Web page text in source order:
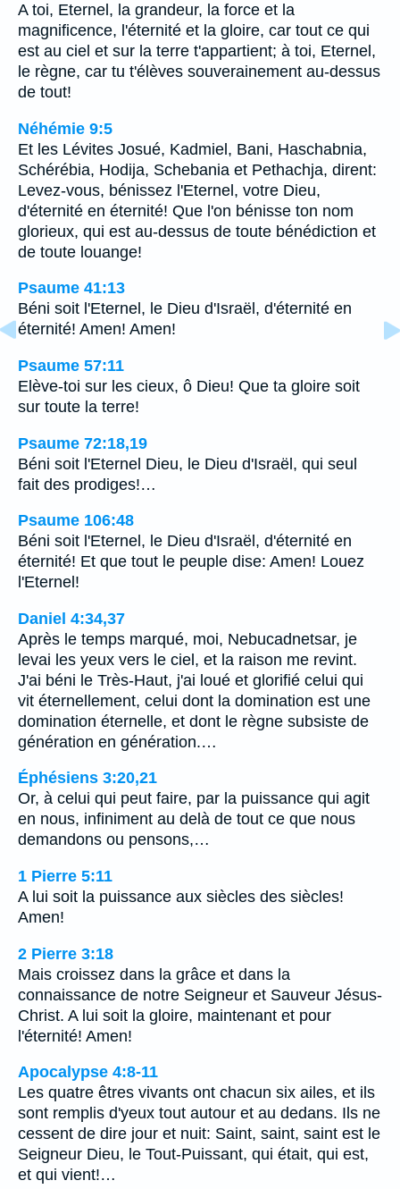
A toi, Eternel, la grandeur, la force et la
magnificence, l'éternité et la gloire, car tout ce qui
est au ciel et sur la terre t'appartient; à toi, Eternel,
le règne, car tu t'élèves souverainement au-dessus
de tout!
Néhémie 9:5
Et les Lévites Josué, Kadmiel, Bani, Haschabnia,
Schérébia, Hodija, Schebania et Pethachja, dirent:
Levez-vous, bénissez l'Eternel, votre Dieu,
d'éternité en éternité! Que l'on bénisse ton nom
glorieux, qui est au-dessus de toute bénédiction et
de toute louange!
Psaume 41:13
Béni soit l'Eternel, le Dieu d'Israël, d'éternité en
éternité! Amen! Amen!
Psaume 57:11
Elève-toi sur les cieux, ô Dieu! Que ta gloire soit
sur toute la terre!
Psaume 72:18,19
Béni soit l'Eternel Dieu, le Dieu d'Israël, qui seul
fait des prodiges!…
Psaume 106:48
Béni soit l'Eternel, le Dieu d'Israël, d'éternité en
éternité! Et que tout le peuple dise: Amen! Louez
l'Eternel!
Daniel 4:34,37
Après le temps marqué, moi, Nebucadnetsar, je
levai les yeux vers le ciel, et la raison me revint.
J'ai béni le Très-Haut, j'ai loué et glorifié celui qui
vit éternellement, celui dont la domination est une
domination éternelle, et dont le règne subsiste de
génération en génération.…
Éphésiens 3:20,21
Or, à celui qui peut faire, par la puissance qui agit
en nous, infiniment au delà de tout ce que nous
demandons ou pensons,…
1 Pierre 5:11
A lui soit la puissance aux siècles des siècles!
Amen!
2 Pierre 3:18
Mais croissez dans la grâce et dans la
connaissance de notre Seigneur et Sauveur Jésus-
Christ. A lui soit la gloire, maintenant et pour
l'éternité! Amen!
Apocalypse 4:8-11
Les quatre êtres vivants ont chacun six ailes, et ils
sont remplis d'yeux tout autour et au dedans. Ils ne
cessent de dire jour et nuit: Saint, saint, saint est le
Seigneur Dieu, le Tout-Puissant, qui était, qui est,
et qui vient!…